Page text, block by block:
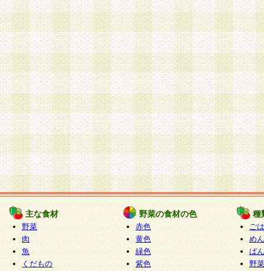
主な食材
野菜
肉
魚
くだもの
野菜の食材の色
赤色
黄色
緑色
紫色
種
ご
めん
ぱん
野